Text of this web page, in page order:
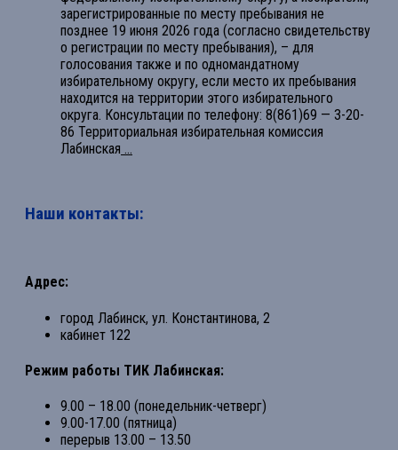
зарегистрированные по месту пребывания не
позднее 19 июня 2026 года (согласно свидетельству
о регистрации по месту пребывания), – для
голосования также и по одномандатному
избирательному округу, если место их пребывания
находится на территории этого избирательного
округа. Консультации по телефону: 8(861)69 — 3-20-
86 Территориальная избирательная комиссия
Лабинская ...
Наши контакты:
Адрес:
город Лабинск, ул. Константинова, 2
кабинет 122
Режим работы ТИК Лабинская:
9.00 – 18.00 (понедельник-четверг)
9.00-17.00 (пятница)
перерыв 13.00 – 13.50